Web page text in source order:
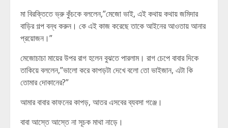
মা বিরক্তিতে ভ্রু কুঁচকে বললেন,”মেজো ভাই, এই কথায় কথায় জমিদার
বাড়ির গল্প বন্ধ করুন। কে এই কাজ করেছে তাকে আইনের আওতায় আনার
প্রয়োজন।”
মেজোচাচা মায়ের উপর রাগ হলেন বুঝতে পারলাম। রাগ চেপে বাবার দিকে
তাকিয়ে বললেন,”ভালো করে কাপড়টা দেখে বলো তো ভাইজান, এটা কি
তোমার দোকানের?”
আমার বাবার কাফনের কাপড়, আতর এসবের ব্যবসা গঞ্জে।
বাবা আস্তে আস্তে না সূচক মাথা নাড়ে।